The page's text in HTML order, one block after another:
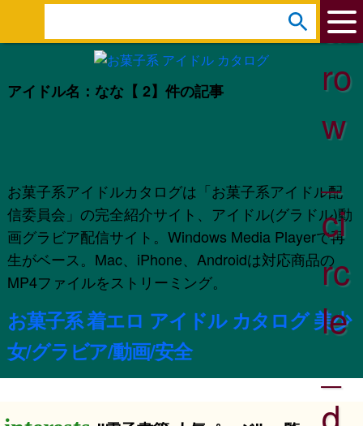
アイドル名：なな【 2】件の記事
お菓子系アイドルカタログは「お菓子系アイドル配
信委員会」の完全紹介サイト、アイドル(グラドル)動
画グラビア配信サイト。Windows Media Playerで再
生がベース。Mac、iPhone、Androidは対応商品の
MP4ファイルをストリーミング。
お菓子系 着エロ アイドル カタログ 美少
女/グラビア/動画/安全
e
r
ar
ro
w
_
ci
rc
le
_
d